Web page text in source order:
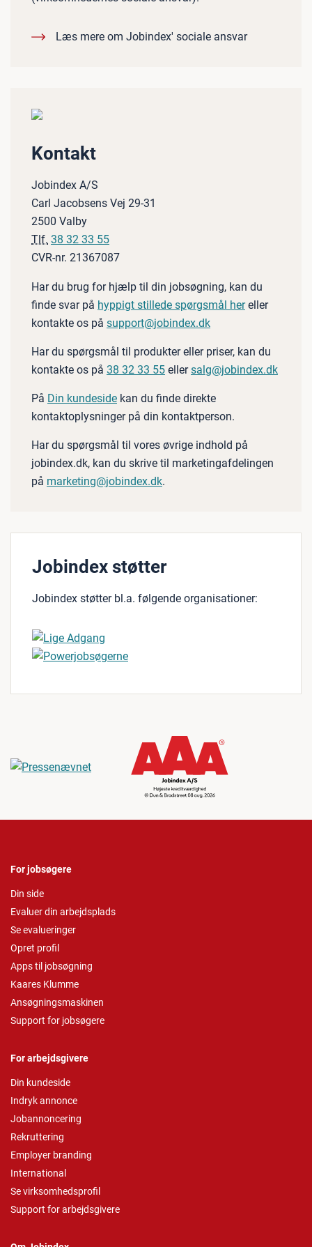
Læs mere om Jobindex' sociale ansvar
Kontakt
Jobindex A/S
Carl Jacobsens Vej 29-31
2500 Valby
Tlf. 38 32 33 55
CVR-nr. 21367087
Har du brug for hjælp til din jobsøgning, kan du
finde svar på hyppigt stillede spørgsmål hereller
kontakte os på support@jobindex.dk
Har du spørgsmål til produkter eller priser, kan du
kontakte os på 38 32 33 55 ellersalg@jobindex.dk
På Din kundeside kan du finde direkte
kontaktoplysninger på din kontaktperson.
Har du spørgsmål til vores øvrige indhold på
jobindex.dk, kan du skrive til marketingafdelingen
på marketing@jobindex.dk.
Jobindex støtter
Jobindex støtter bl.a. følgende organisationer:
For jobsøgere
Din side
Evaluer din arbejdsplads
Se evalueringer
Opret profil
Apps til jobsøgning
Kaares Klumme
Ansøgningsmaskinen
Support for jobsøgere
For arbejdsgivere
Din kundeside
Indryk annonce
Jobannoncering
Rekruttering
Employer branding
International
Se virksomhedsprofil
Support for arbejdsgivere